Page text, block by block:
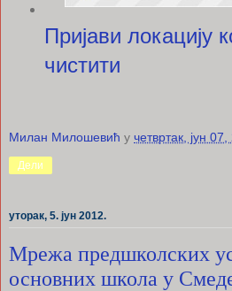
Пријави локацију
чистити
Милан Милошевић у четвртак, јун
Дели
уторак, 5. јун 2012.
Мрежа предшколских
основних школа у